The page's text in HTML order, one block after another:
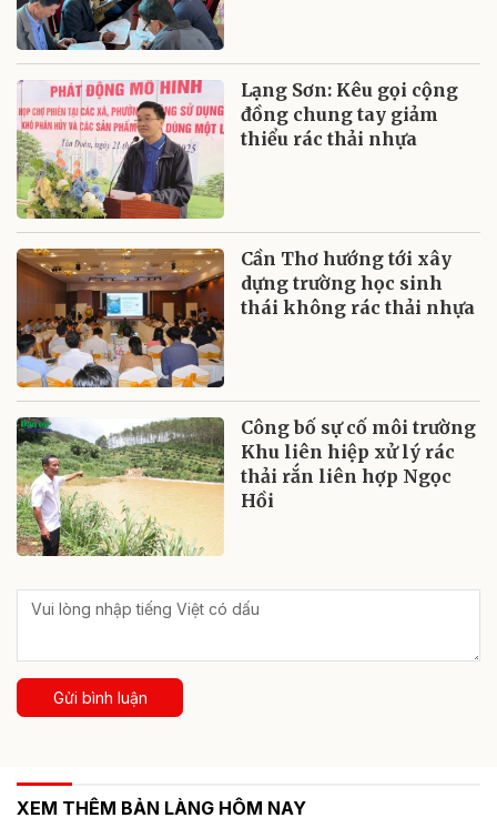
Lạng Sơn: Kêu gọi cộng
đồng chung tay giảm
thiểu rác thải nhựa
Cần Thơ hướng tới xây
dựng trường học sinh
thái không rác thải nhựa
Công bố sự cố môi trường
Khu liên hiệp xử lý rác
thải rắn liên hợp Ngọc
Hồi
Gửi bình luận
XEM THÊM BẢN LÀNG HÔM NAY